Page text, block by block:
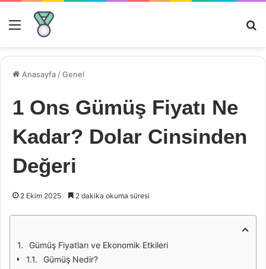
Menü
Anasayfa /Genel
1 Ons Gümüş Fiyatı Ne
Kadar? Dolar Cinsinden
Değeri
2 Ekim 2025 2 dakika okuma süresi
Gümüş Fiyatları ve Ekonomik Etkileri
Gümüş Nedir?